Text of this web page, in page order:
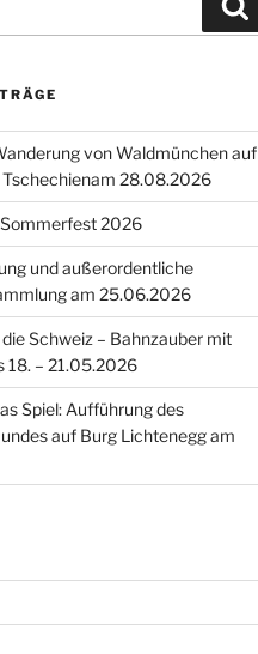
von Waldmünchen auf
28.08.2026
2026
und außerordentliche
am 25.06.2026
Schweiz – Bahnzauber mit
18. – 21.05.2026
Spiel: Aufführung des
auf Burg Lichtenegg am